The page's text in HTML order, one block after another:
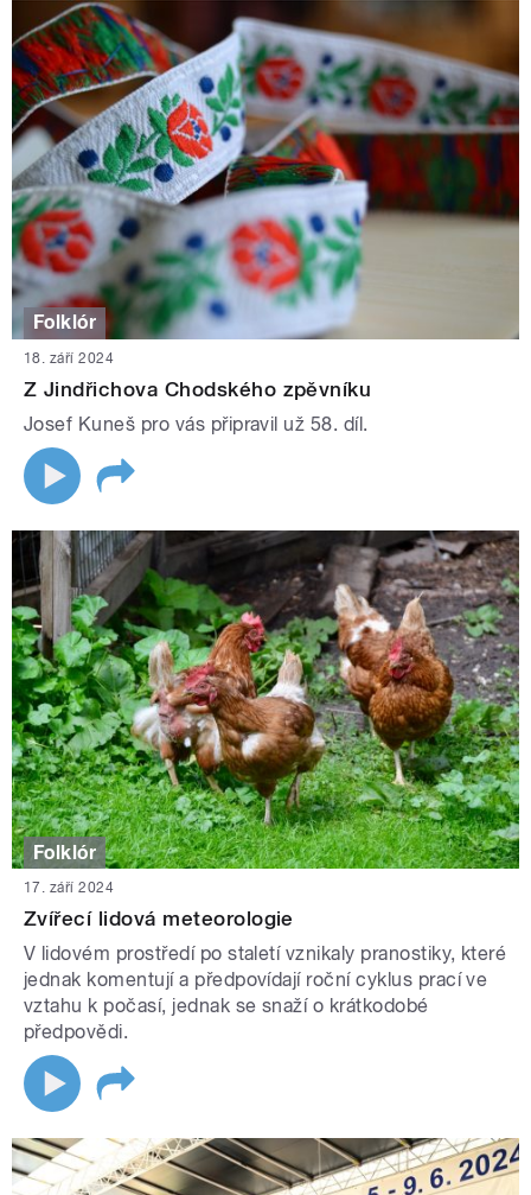
Folklór
18. září 2024
Z Jindřichova Chodského zpěvníku
Josef Kuneš pro vás připravil už 58. díl.
Folklór
17. září 2024
Zvířecí lidová meteorologie
V lidovém prostředí po staletí vznikaly pranostiky, které
jednak komentují a předpovídají roční cyklus prací ve
vztahu k počasí, jednak se snaží o krátkodobé
předpovědi.